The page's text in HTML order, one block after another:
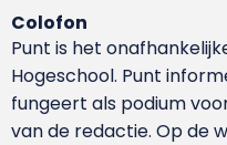
Colofon
Punt is het
Hoge­school. Punt
fungeert als podium
van de redactie. Op de